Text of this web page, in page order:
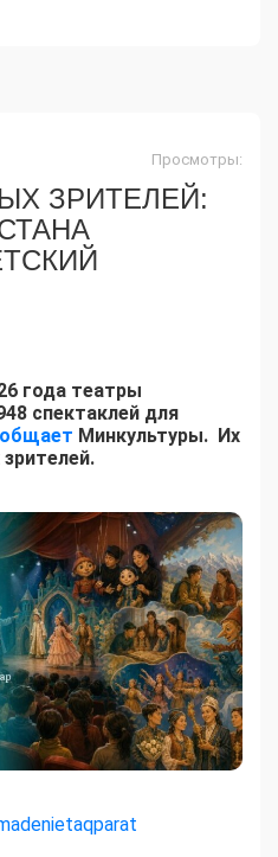
Просмотры:
ЗРИТЕЛЕЙ:
года театры
спектаклей для
Минкультуры. Их